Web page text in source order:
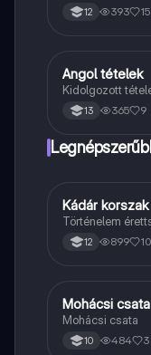
12 393 15
Angol
Angol tételek
Kidolgozott
13 365 9
Töri
Kádár
Történelem
12 899 10
Magyar
Mohácsi csata
Mohácsi csata
10 484 3